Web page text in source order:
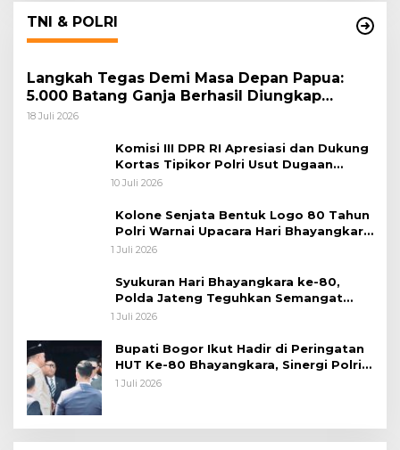
TNI & POLRI
Langkah Tegas Demi Masa Depan Papua:
5.000 Batang Ganja Berhasil Diungkap
Koops TNI Habema
18 Juli 2026
Komisi III DPR RI Apresiasi dan Dukung
Kortas Tipikor Polri Usut Dugaan
Korupsi Batu Bara
10 Juli 2026
Kolone Senjata Bentuk Logo 80 Tahun
Polri Warnai Upacara Hari Bhayangkara
ke-80
1 Juli 2026
Syukuran Hari Bhayangkara ke-80,
Polda Jateng Teguhkan Semangat
Pengabdian dan Pererat Kebersamaan
1 Juli 2026
Bupati Bogor Ikut Hadir di Peringatan
HUT Ke-80 Bhayangkara, Sinergi Polri
dan Pemkab Bogor Jadi Kunci Menjaga
1 Juli 2026